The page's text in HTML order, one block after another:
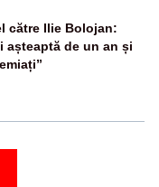
către Ilie Bolojan:
așteaptă de un an și